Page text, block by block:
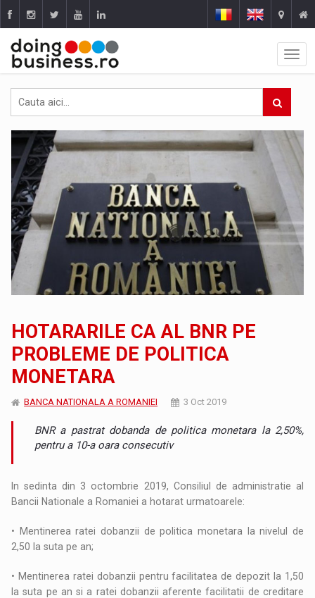
HOTARARILE CA AL BNR PE
PROBLEME DE POLITICA
MONETARA
BANCA NATIONALA A ROMANIEI 3 Oct 2019
BNR a pastrat dobanda de politica monetara la 2,50%,
pentru a 10-a oara consecutiv
In sedinta din 3 octombrie 2019, Consiliul de administratie al
Bancii Nationale a Romaniei a hotarat urmatoarele:
• Mentinerea ratei dobanzii de politica monetara la nivelul de
2,50 la suta pe an;
• Mentinerea ratei dobanzii pentru facilitatea de depozit la 1,50
la suta pe an si a ratei dobanzii aferente facilitatii de creditare